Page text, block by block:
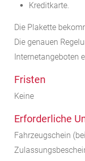
Kreditkarte.
Die Plakette
Die genauen
Internetangeboten
Fristen
Keine
Erforderliche
Fahrzeugschein